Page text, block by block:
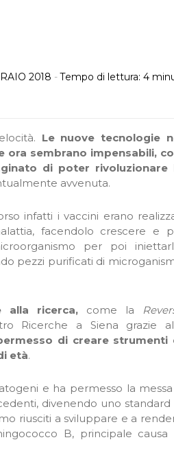
2018 -Tempo di lettura: 4
Le nuove tecnologie
ora sembrano impensabili,
di poter rivoluzionare
avvenuta.
infatti i vaccini erano
facendolo crescere e
per poi
pezzi purificati di
alla ricerca, come la
Ricerche a Siena grazie
di creare strumenti
età.
e ha permesso la
divenendo uno standard
riusciti a sviluppare e a
B, principale causa